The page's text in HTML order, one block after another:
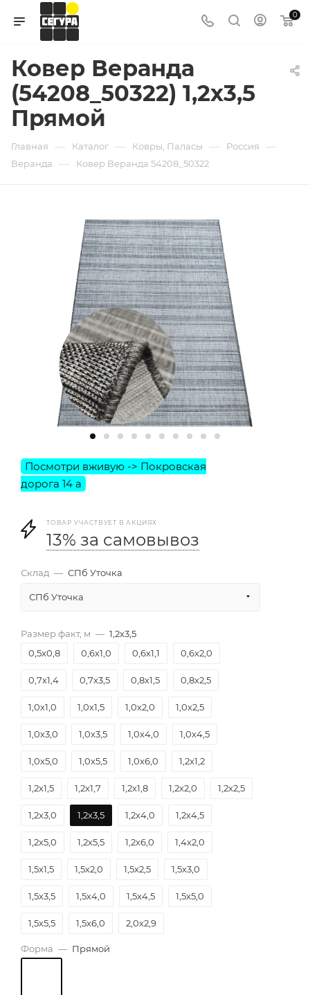
0
Ковер Веранда
(54208_50322) 1,2х3,5
Прямой
Главная — Каталог — Ковры, Паласы — Россия —
Веранда — Ковер Веранда 54208_50322
ТОВАР УЧАСТВУЕТ В АКЦИЯХ
13% за самовывоз
Склад — СПб Уточка
СПб Уточка
Размер факт, м — 1,2х3,5
0,5х0,8
0,6х1,0 0,6х1,1 0,6х2,0
0,7х1,4 0,7х3,5 0,8х1,5 0,8х2,5
1,0х1,0 1,0х1,5 1,0х2,0 1,0х2,5
1,0х3,0 1,0х3,5 1,0х4,0 1,0х4,5
1,0х5,0 1,0х5,5 1,0х6,0 1,2х1,2
1,2х1,5 1,2х1,7 1,2х1,8 1,2х2,0 1,2х2,5
1,2х3,0 1,2х3,5 1,2х4,0 1,2х4,5
1,2х5,0 1,2х5,5 1,2х6,0 1,4х2,0
1,5х1,5 1,5х2,0 1,5х2,5 1,5х3,0
1,5х3,5 1,5х4,0 1,5х4,5 1,5х5,0
1,5х5,5 1,5х6,0 2,0х2,9
Форма — Прямой